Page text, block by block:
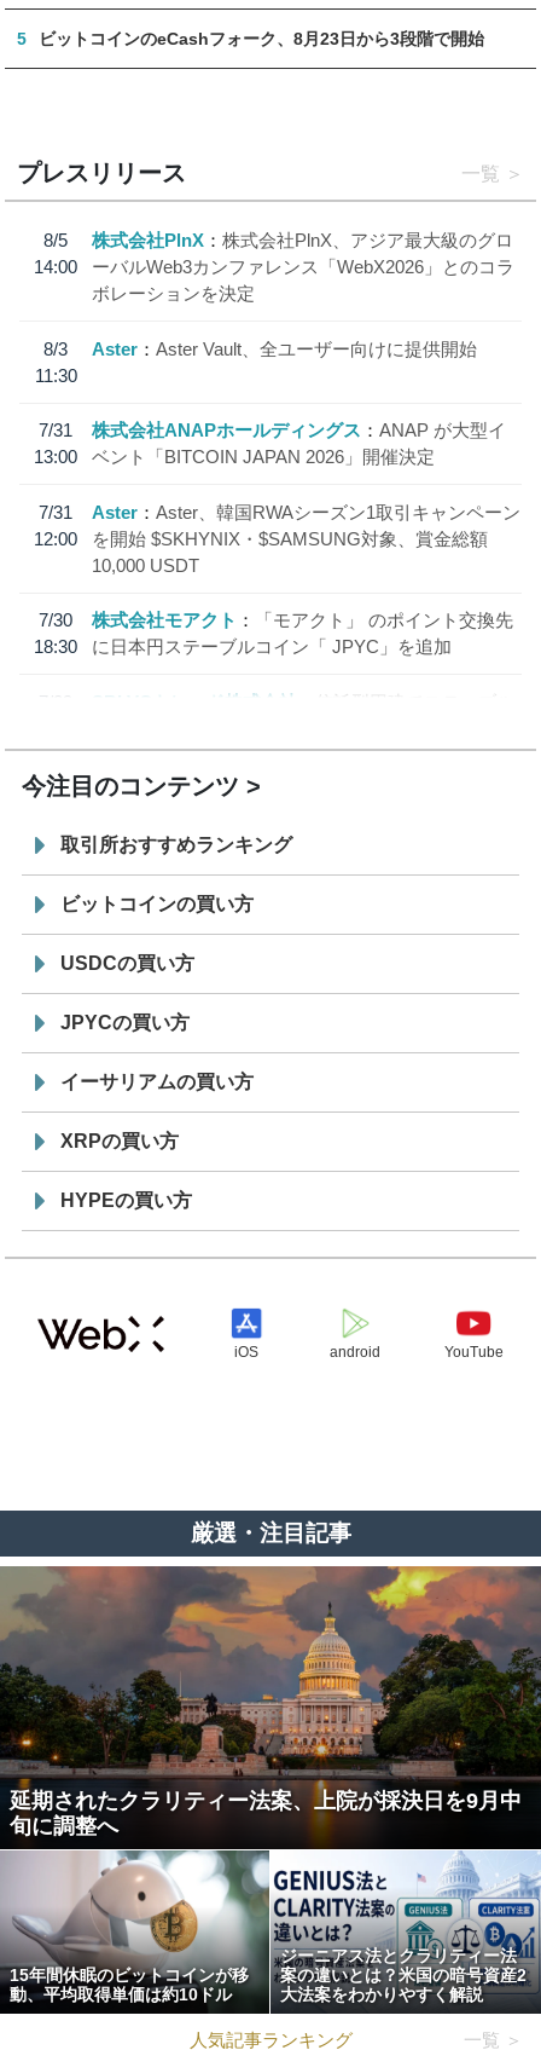
5 ビットコインのeCashフォーク、8月23日から3段階で開始
プレスリリース 一覧
8/5
14:00
株式会社PlnX
株式会社PlnX、アジア最大級のグロ
ーバルWeb3カンファレンス「WebX2026」とのコラ
ボレーションを決定
8/3
11:30
Aster Aster Vault、全ユーザー向けに提供開始
7/31
13:00
株式会社ANAPホールディングス
ANAP が大型イ
ベント「BITCOIN JAPAN 2026」開催決定
7/31
12:00
Aster
Aster、韓国RWAシーズン1取引キャンペーン
を開始 $SKHYNIX・$SAMSUNG対象、賞金総額
10,000 USDT
7/30
18:30
株式会社モアクト
「モアクト」 のポイント交換先
に日本円ステーブルコイン「 JPYC」を追加
7/29
SBI VCトレード株式会社
信託型円建てステーブル
今注目のコンテンツ
取引所おすすめランキング
ビットコインの買い方
USDCの買い方
JPYCの買い方
イーサリアムの買い方
XRPの買い方
HYPEの買い方
iOS android YouTube
厳選・注目記事
延期されたクラリティー法案、上院が採決日を9月中
旬に調整へ
15年間休眠のビットコインが移
動、平均取得単価は約10ドル
ジーニアス法とクラリティー法
案の違いとは？米国の暗号資産2
大法案をわかりやすく解説
人気記事ランキング 一覧 ＞